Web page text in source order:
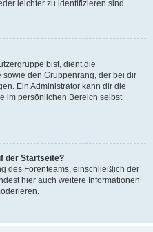
leichter zu identifizieren sind.
bist, dient die
den Gruppenrang, der bei dir
Ein Administrator kann dir die
im persönlichen Bereich selbst
der Startseite?
des Forenteams, einschließlich der
hier auch weitere Informationen